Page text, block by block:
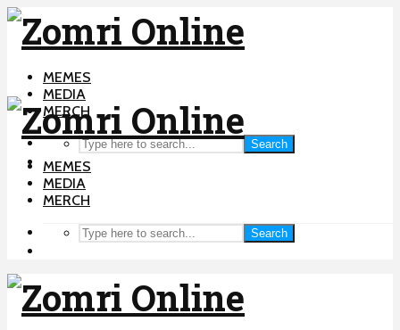
MEMES
MEDIA
MERCH
Search
MEMES
MEDIA
MERCH
Search